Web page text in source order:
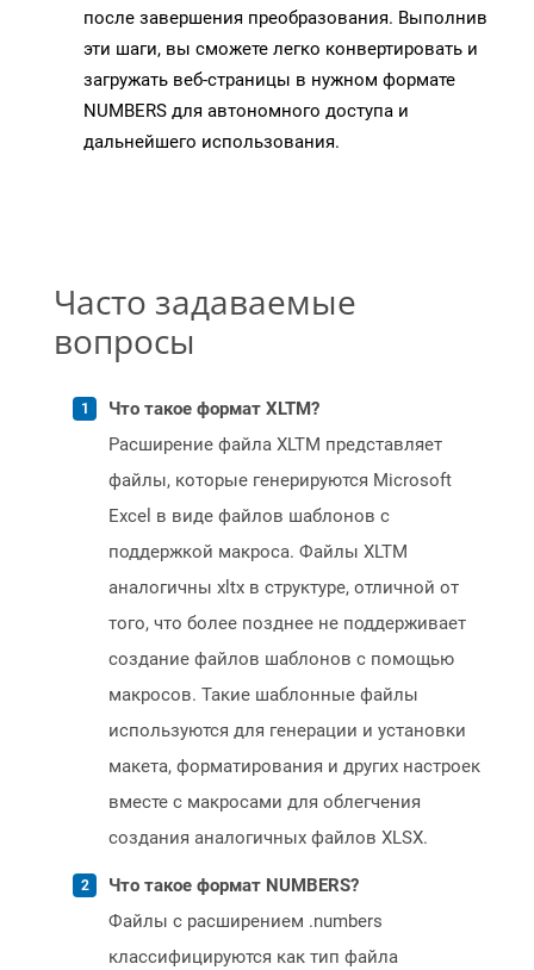
после завершения преобразования. Выполнив
эти шаги, вы сможете легко конвертировать и
загружать веб-страницы в нужном формате
NUMBERS для автономного доступа и
дальнейшего использования.
Часто задаваемые
вопросы
Что такое формат XLTM?
Расширение файла XLTM представляет
файлы, которые генерируются Microsoft
Excel в виде файлов шаблонов с
поддержкой макроса. Файлы XLTM
аналогичны xltx в структуре, отличной от
того, что более позднее не поддерживает
создание файлов шаблонов с помощью
макросов. Такие шаблонные файлы
используются для генерации и установки
макета, форматирования и других настроек
вместе с макросами для облегчения
создания аналогичных файлов XLSX.
Что такое формат NUMBERS?
Файлы с расширением .numbers
классифицируются как тип файла